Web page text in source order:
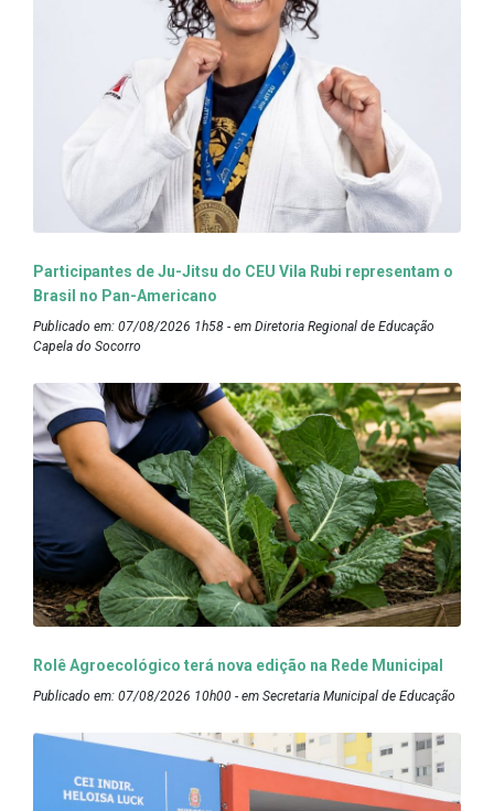
Participantes de Ju-Jitsu do CEU Vila Rubi representam o
Brasil no Pan-Americano
Publicado em: 07/08/2026 1h58 - em Diretoria Regional de Educação
Capela do Socorro
Rolê Agroecológico terá nova edição na Rede Municipal
Publicado em: 07/08/2026 10h00 - em Secretaria Municipal de Educação